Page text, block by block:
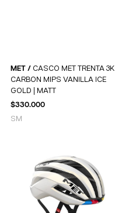
MET / CASCO MET TRENTA 3K
CARBON MIPS VANILLA ICE
GOLD | MATT
$330.000
S M